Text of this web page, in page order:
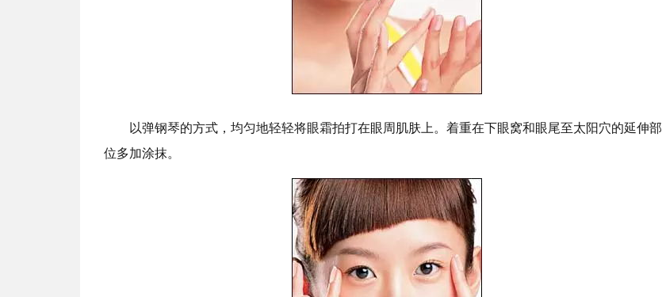
以弹钢琴的方式，均匀地轻轻将眼霜拍打在眼周肌肤上。着重在下眼窝和眼尾至太阳穴的延伸部
位多加涂抹。